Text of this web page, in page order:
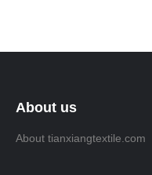
About us
About tianxiangtextile.com